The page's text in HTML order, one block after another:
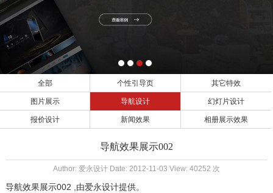
全部 个性引导页 其它特效
图片展示 导航设计 幻灯片设计
报价设计 新闻效果 相册展示效果
导航效果展示002
Author: 爱永设计 Date: 2012-11-03 View: 40252 次
导航效果展示002 ,由爱永设计提供。